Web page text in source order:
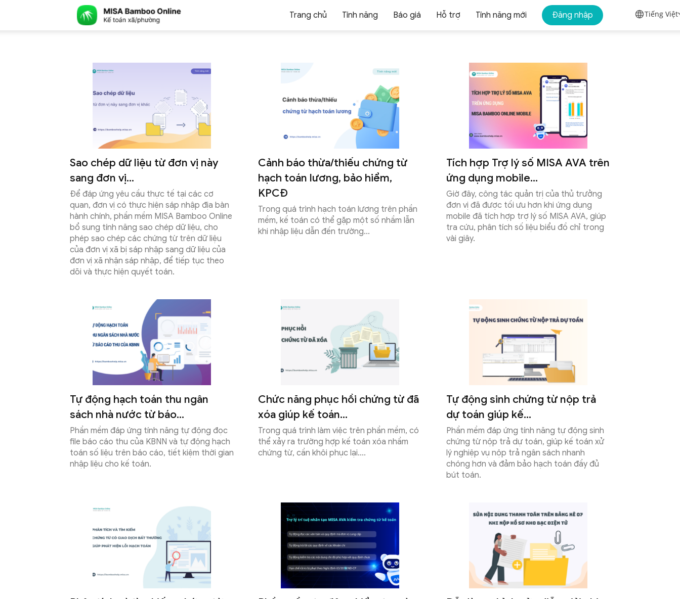
Hộ kinh doanh Tổ chức Giáo dục Tư thục Cơ quan Nhà nước Cá nhân
Bán hàng - Hóa đơn - Khai thuế
Xem chi tiết
Quản lý cửa hàng, bán lẻ
Phát hành và xử lý hóa đơn
Quản lý nhà hàng, quán cafe
Online
–
Phần
mềm
toán
Tiếng Việt
Trang chủ Tính năng Báo giá Hỗ trợ Tính năng mới Đăng nhập
Sao chép dữ liệu từ đơn vị này
sang đơn vị...
Để đáp ứng yêu cầu thực tế tại các cơ
quan, đơn vị có thực hiện sáp nhập địa bàn
hành chính, phần mềm MISA Bamboo Online
bổ sung tính năng sao chép dữ liệu, cho
phép sao chép các chứng từ trên dữ liệu
của đơn vị xã bị sáp nhập sang dữ liệu của
đơn vị xã nhận sáp nhập, để tiếp tục theo
dõi và thực hiện quyết toán.
Cảnh báo thừa/thiếu chứng từ
hạch toán lương, bảo hiểm,
KPCĐ
Trong quá trình hạch toán lương trên phần
mềm, kế toán có thể gặp một số nhầm lẫn
khi nhập liệu dẫn đến trường...
Tích hợp Trợ lý số MISA AVA trên
ứng dụng mobile...
Giờ đây, công tác quản trị của thủ trưởng
đơn vị đã được tối ưu hơn khi ứng dụng
mobile đã tích hợp trợ lý số MISA AVA, giúp
tra cứu, phân tích số liệu biểu đồ chỉ trong
vài giây.
Tự động hạch toán thu ngân
sách nhà nước từ báo...
Phần mềm đáp ứng tính năng tự động đọc
file báo cáo thu của KBNN và tự động hạch
toán số liệu trên báo cáo, tiết kiệm thời gian
nhập liệu cho kế toán.
Chức năng phục hồi chứng từ đã
xóa giúp kế toán...
Trong quá trình làm việc trên phần mềm, có
thể xảy ra trường hợp kế toán xóa nhầm
chứng từ, cần khôi phục lại....
Tự động sinh chứng từ nộp trả
dự toán giúp kế...
Phần mềm đáp ứng tính năng tự động sinh
chứng từ nộp trả dự toán, giúp kế toán xử
lý nghiệp vụ nộp trả ngân sách nhanh
chóng hơn và đảm bảo hạch toán đầy đủ
bút toán.